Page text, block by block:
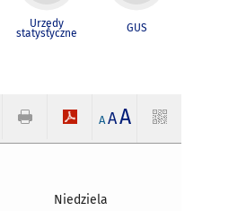
Urzędy
statystyczne GUS
A AA
Niedziela